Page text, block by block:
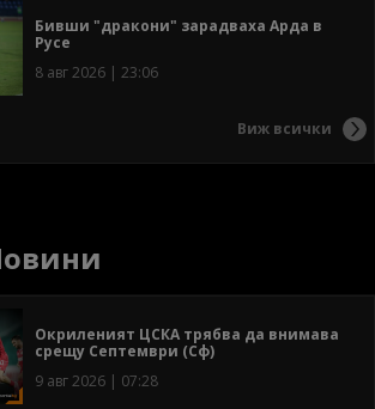
Бивши "дракони" зарадваха Арда в
Русе
8 авг 2026 | 23:06
Виж всички
Окриленият ЦСКА трябва да внимава
срещу Септември (Сф)
9 авг 2026 | 07:28